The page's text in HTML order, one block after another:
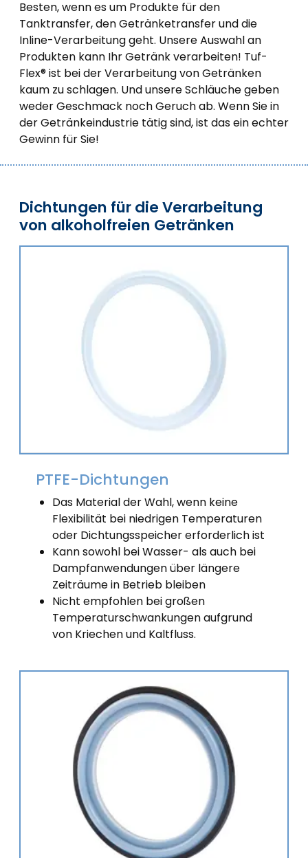
Besten, wenn es um Produkte für den
Tanktransfer, den Getränketransfer und die
Inline-Verarbeitung geht. Unsere Auswahl an
Produkten kann Ihr Getränk verarbeiten! Tuf-
Flex® ist bei der Verarbeitung von Getränken
kaum zu schlagen. Und unsere Schläuche geben
weder Geschmack noch Geruch ab. Wenn Sie in
der Getränkeindustrie tätig sind, ist das ein echter
Gewinn für Sie!
Dichtungen für die Verarbeitung
von alkoholfreien Getränken
PTFE-Dichtungen
Das Material der Wahl, wenn keine
Flexibilität bei niedrigen Temperaturen
oder Dichtungsspeicher erforderlich ist
Kann sowohl bei Wasser- als auch bei
Dampfanwendungen über längere
Zeiträume in Betrieb bleiben
Nicht empfohlen bei großen
Temperaturschwankungen aufgrund
von Kriechen und Kaltfluss.